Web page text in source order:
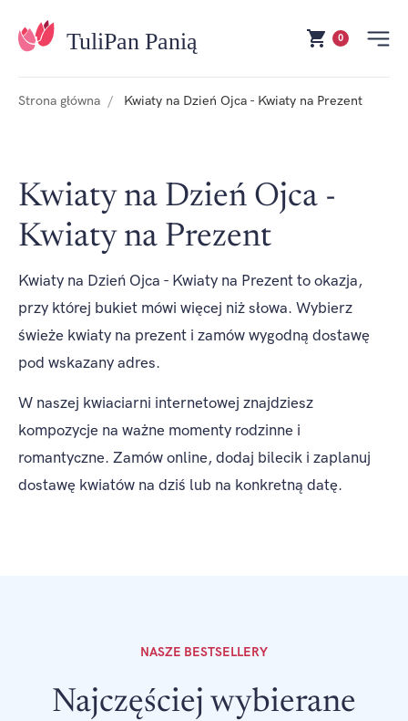
0
Strona główna Kwiaty na Dzień Ojca - Kwiaty na Prezent
Kwiaty na Dzień Ojca -
Kwiaty na Prezent
Kwiaty na Dzień Ojca - Kwiaty na Prezent to okazja,
przy której bukiet mówi więcej niż słowa. Wybierz
świeże kwiaty na prezent i zamów wygodną dostawę
pod wskazany adres.
W naszej kwiaciarni internetowej znajdziesz
kompozycje na ważne momenty rodzinne i
romantyczne. Zamów online, dodaj bilecik i zaplanuj
dostawę kwiatów na dziś lub na konkretną datę.
NASZE BESTSELLERY
Najczęściej wybierane